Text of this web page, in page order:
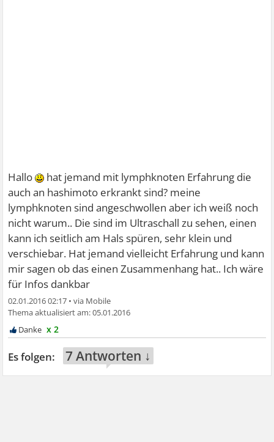
Hallo
hat jemand mit lymphknoten Erfahrung die
auch an hashimoto erkrankt sind? meine
lymphknoten sind angeschwollen aber ich weiß noch
nicht warum.. Die sind im Ultraschall zu sehen, einen
kann ich seitlich am Hals spüren, sehr klein und
verschiebar. Hat jemand vielleicht Erfahrung und kann
mir sagen ob das einen Zusammenhang hat.. Ich wäre
für Infos dankbar
02.01.2016 02:17 •
05.01.2016
x 2
7 Antworten ↓